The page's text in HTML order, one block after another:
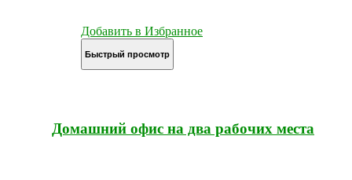
Добавить в Избранное
Быстрый просмотр
Домашний офис на два рабочих места